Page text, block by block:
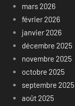
mars 2026
février 2026
janvier 2026
décembre 2025
novembre 2025
octobre 2025
septembre 2025
août 2025